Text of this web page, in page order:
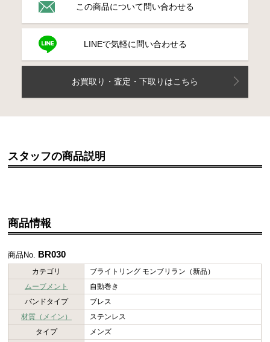
この商品について問い合わせる
LINEで気軽に問い合わせる
お買取り・査定・下取りはこちら
スタッフの商品説明
商品情報
商品No. BR030
カテゴリ
ブライトリング モンブリラン（新品）
ムーブメント
自動巻き
バンドタイプ
ブレス
材質（メイン）
ステンレス
タイプ
メンズ